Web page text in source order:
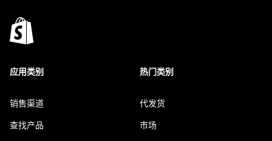
应用类别
销售渠道
查找产品
热门类别
代发货
市场